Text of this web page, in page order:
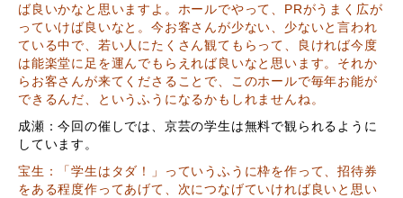
ば良いかなと思いますよ。ホールでやって、PRがうまく広が
っていけば良いなと。今お客さんが少ない、少ないと言われ
ている中で、若い人にたくさん観てもらって、良ければ今度
は能楽堂に足を運んでもらえれば良いなと思います。それか
らお客さんが来てくださることで、このホールで毎年お能が
できるんだ、というふうになるかもしれませんね。
成瀬：今回の催しでは、京芸の学生は無料で観られるように
しています。
宝生：「学生はタダ！」っていうふうに枠を作って、招待券
をある程度作ってあげて、次につなげていければ良いと思い